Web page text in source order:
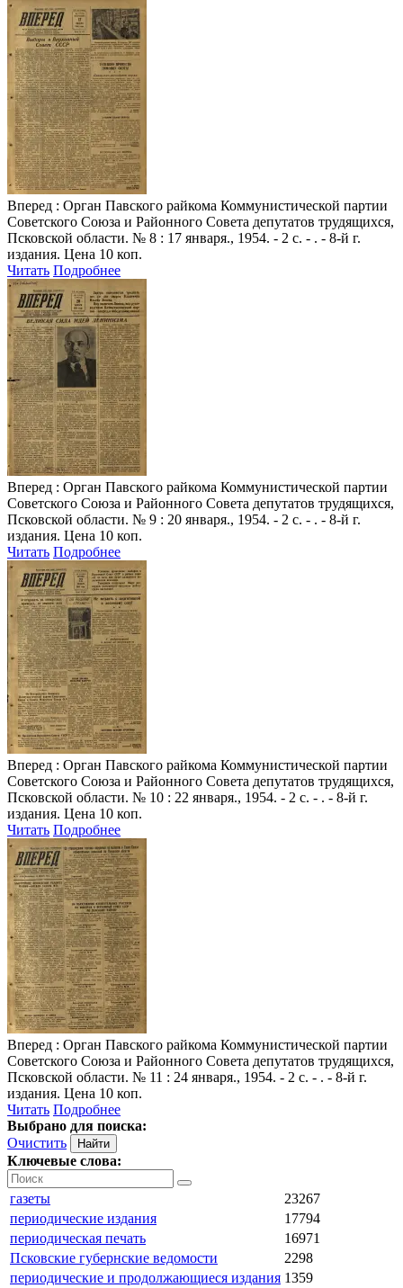
Вперед : Орган Павского райкома Коммунистической партии
Советского Союза и Районного Совета депутатов трудящихся,
Псковской области. № 8 : 17 января., 1954. - 2 с. - . - 8-й г.
издания. Цена 10 коп.
Читать Подробнее
Вперед : Орган Павского райкома Коммунистической партии
Советского Союза и Районного Совета депутатов трудящихся,
Псковской области. № 9 : 20 января., 1954. - 2 с. - . - 8-й г.
издания. Цена 10 коп.
Читать Подробнее
Вперед : Орган Павского райкома Коммунистической партии
Советского Союза и Районного Совета депутатов трудящихся,
Псковской области. № 10 : 22 января., 1954. - 2 с. - . - 8-й г.
издания. Цена 10 коп.
Читать Подробнее
Вперед : Орган Павского райкома Коммунистической партии
Советского Союза и Районного Совета депутатов трудящихся,
Псковской области. № 11 : 24 января., 1954. - 2 с. - . - 8-й г.
издания. Цена 10 коп.
Читать Подробнее
Выбрано для поиска:
Очистить
Ключевые слова:
газеты
23267
периодические издания
17794
периодическая печать
16971
Псковские губернские ведомости
2298
периодические и продолжающиеся издания 1359